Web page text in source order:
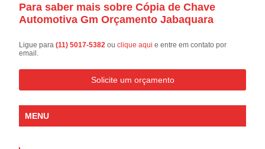
Para saber mais sobre Cópia de Chave
Automotiva Gm Orçamento Jabaquara
Ligue para(11) 5017-5382ouclique aqui e entre em contato por
email.
Solicite um orçamento
MENU